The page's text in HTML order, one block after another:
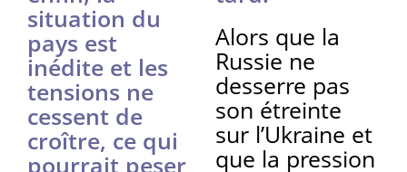
situation du
pays est
inédite et les
tensions ne
cessent de
croître, ce qui
pourrait peser
Alors que la
Russie ne
desserre pas
son étreinte
sur l’Ukraine et
que la pression